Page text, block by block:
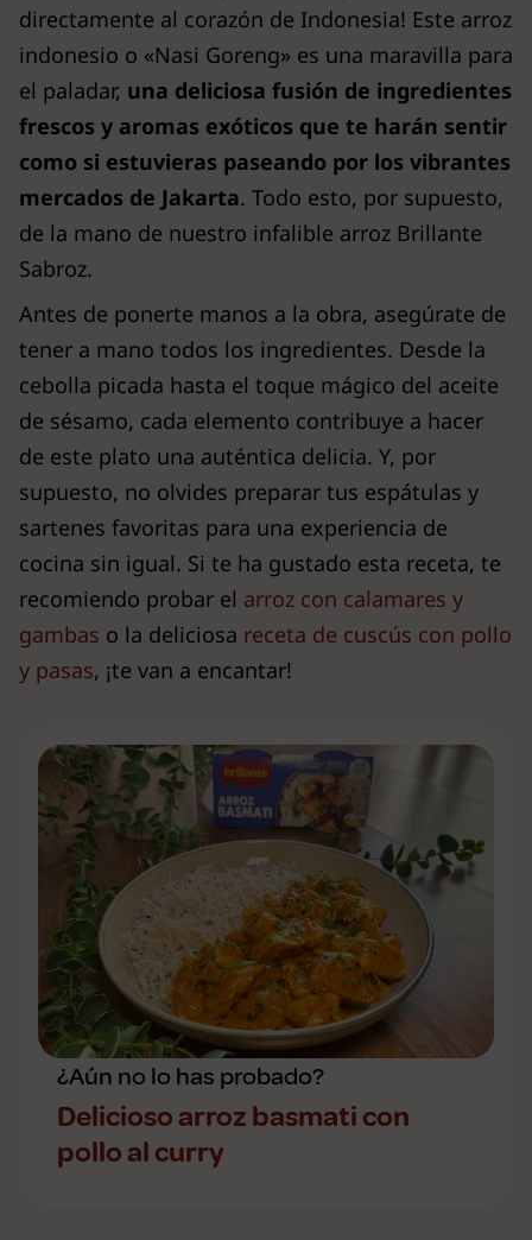
directamente al corazón de Indonesia! Este arroz
indonesio o «Nasi Goreng» es una maravilla para
el paladar, una deliciosa fusión de ingredientes
frescos y aromas exóticos que te harán sentir
como si estuvieras paseando por los vibrantes
mercados de Jakarta. Todo esto, por supuesto,
de la mano de nuestro infalible arroz Brillante
Sabroz.
Antes de ponerte manos a la obra, asegúrate de
tener a mano todos los ingredientes. Desde la
cebolla picada hasta el toque mágico del aceite
de sésamo, cada elemento contribuye a hacer
de este plato una auténtica delicia. Y, por
supuesto, no olvides preparar tus espátulas y
sartenes favoritas para una experiencia de
cocina sin igual. Si te ha gustado esta receta, te
recomiendo probar el arroz con calamares y
gambas o la deliciosa receta de cuscús con pollo
y pasas, ¡te van a encantar!
¿Aún no lo has probado?
Delicioso arroz basmati con
pollo al curry